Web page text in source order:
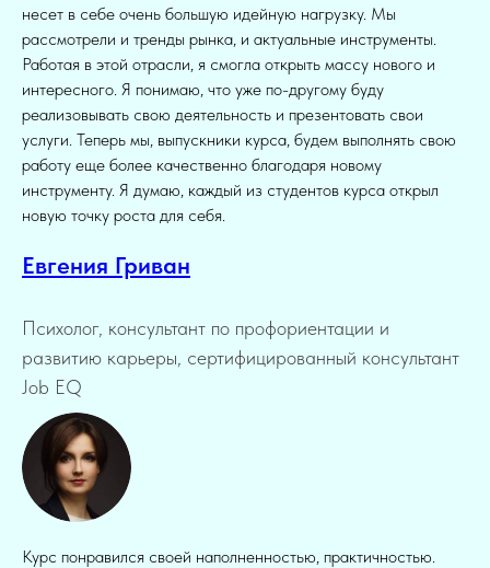
несет в себе очень большую идейную нагрузку. Мы
рассмотрели и тренды рынка, и актуальные инструменты.
Работая в этой отрасли, я смогла открыть массу нового и
интересного. Я понимаю, что уже по-другому буду
реализовывать свою деятельность и презентовать свои
услуги. Теперь мы, выпускники курса, будем выполнять свою
работу еще более качественно благодаря новому
инструменту. Я думаю, каждый из студентов курса открыл
новую точку роста для себя.
Евгения Гриван
Психолог, консультант по профориентации и
развитию карьеры, сертифицированный консультант
Job EQ
Курс понравился своей наполненностью, практичностью.